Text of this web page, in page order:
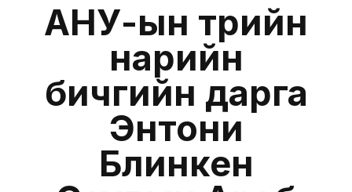
АНУ-ын төрийн
нарийн
бичгийн дарга
Энтони
Блинкен